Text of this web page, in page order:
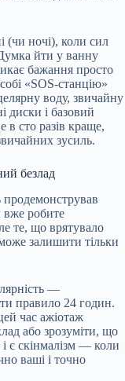
(чи ночі), коли сил
йти у ванну
бажання просто
«SOS-станцію»
воду, звичайну
диски і базовий
сто разів краще,
зусиль.
безлад
продемонстрував
вже робите
те, що врятувало
залишити тільки
—
правило 24 годин.
час ажіотаж
або зрозуміти, що
є скінмалізм — коли
ваші і точно